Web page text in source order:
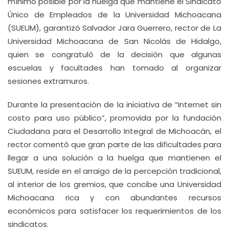
Único de Empleados de la Universidad Michoacana
(SUEUM), garantizó Salvador Jara Guerrero, rector de La
Universidad Michoacana de San Nicolás de Hidalgo,
quien se congratuló de la decisión que algunas
escuelas y facultades han tomado al organizar
sesiones extramuros.
Durante la presentación de la iniciativa de “Internet sin
costo para uso público”, promovida por la fundación
Ciudadana para el Desarrollo Integral de Michoacán, el
rector comentó que gran parte de las dificultades para
llegar a una solución a la huelga que mantienen el
SUEUM, reside en el arraigo de la percepción tradicional,
al interior de los gremios, que concibe una Universidad
Michoacana rica y con abundantes recursos
económicos para satisfacer los requerimientos de los
sindicatos.